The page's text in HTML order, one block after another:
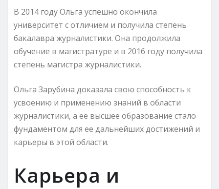
В 2014 году Ольга успешно окончила
университет с отличием и получила степень
бакалавра журналистики. Она продолжила
обучение в магистратуре и в 2016 году получила
степень магистра журналистики.
Ольга Зарубина доказала свою способность к
усвоению и применению знаний в области
журналистики, а ее высшее образование стало
фундаментом для ее дальнейших достижений и
карьеры в этой области.
Карьера и